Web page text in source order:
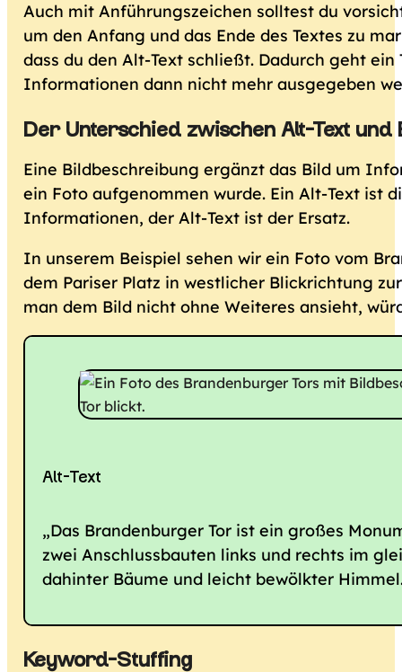
Auch mit Anführungszeichen solltest du
um den Anfang und das Ende des Textes zu
dass du den Alt-Text schließt. Dadurch geht
Informationen dann nicht mehr ausgegeben
Der Unterschied zwischen Alt-Text
Eine Bildbeschreibung ergänzt das Bild um
ein Foto aufgenommen wurde. Ein Alt-Text ist
Informationen, der Alt-Text ist der Ersatz.
In unserem Beispiel sehen wir ein Foto vom
dem Pariser Platz in westlicher Blickrichtung
man dem Bild nicht ohne Weiteres ansieht,
Alt-Text
„Das Brandenburger Tor ist ein großes
zwei Anschlussbauten links und rechts im
dahinter Bäume und leicht bewölkter
Keyword-Stuffing